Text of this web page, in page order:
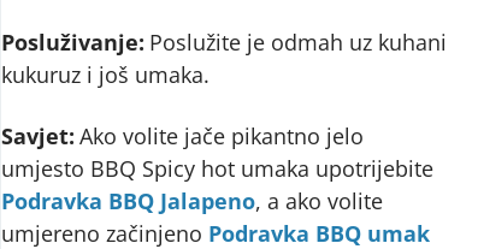
Posluživanje: Poslužite je odmah uz kuhani
kukuruz i još umaka.
Savjet: Ako volite jače pikantno jelo
umjesto BBQ Spicy hot umaka upotrijebite
Podravka BBQ Jalapeno, a ako volite
umjereno začinjeno Podravka BBQ umak